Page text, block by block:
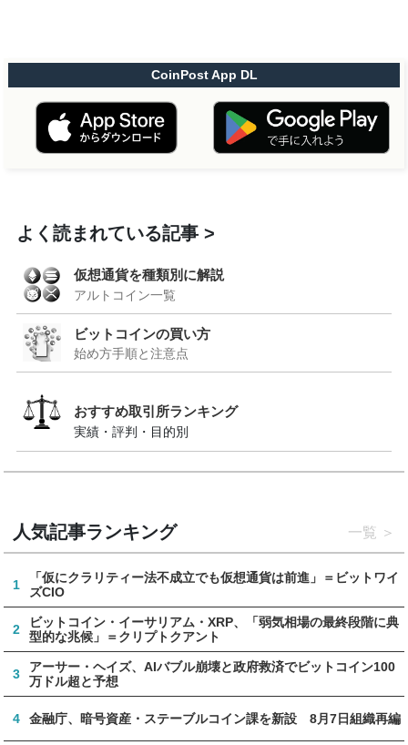
CoinPost App DL
よく読まれている記事
仮想通貨を種類別に解説
アルトコイン一覧
ビットコインの買い方
始め方手順と注意点
おすすめ取引所ランキング
実績・評判・目的別
人気記事ランキング 一覧
1
「仮にクラリティー法不成立でも仮想通貨は前進」＝ビットワイ
ズCIO
2
ビットコイン・イーサリアム・XRP、「弱気相場の最終段階に典
型的な兆候」＝クリプトクアント
3
アーサー・ヘイズ、AIバブル崩壊と政府救済でビットコイン100
万ドル超と予想
4 金融庁、暗号資産・ステーブルコイン課を新設 8月7日組織再編